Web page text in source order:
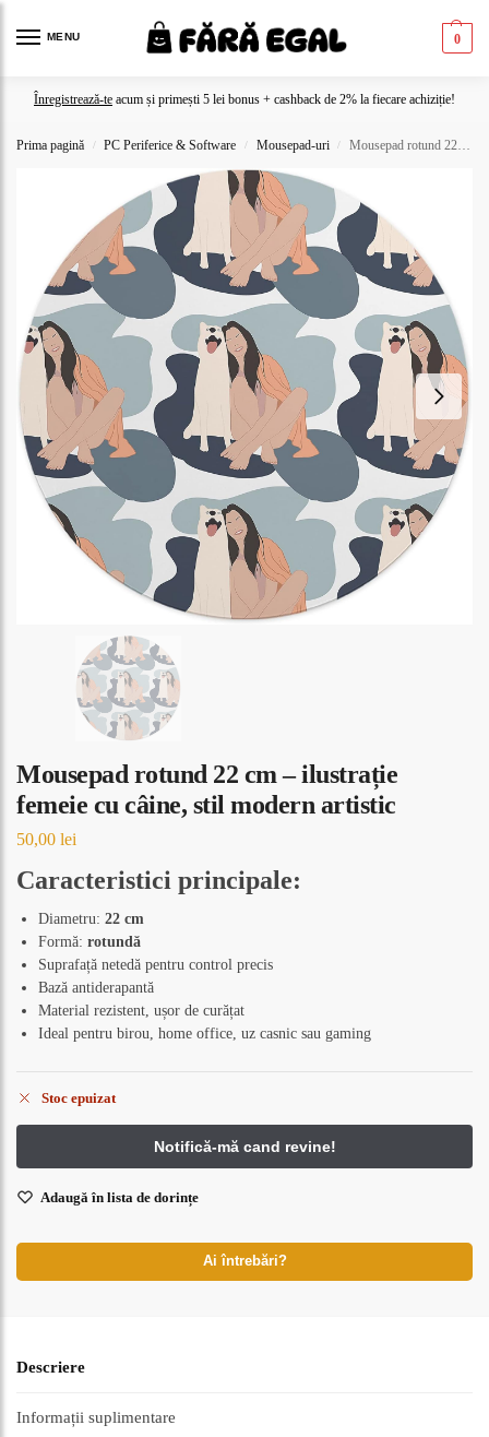
MENU 0
Înregistrează-te acum și primești 5 lei bonus + cashback de 2% la fiecare achiziție!
Prima pagină / PC Periferice & Software / Mousepad-uri / Mousepad rotund 22 cm – ilustrație femeie cu câine, stil modern artistic
Mousepad rotund 22 cm – ilustrație
femeie cu câine, stil modern artistic
50,00 lei
Caracteristici principale:
Diametru: 22 cm
Formă: rotundă
Suprafață netedă pentru control precis
Bază antiderapantă
Material rezistent, ușor de curățat
Ideal pentru birou, home office, uz casnic sau gaming
Stoc epuizat
Adaugă în lista de dorințe
Ai întrebări?
Descriere
Informații suplimentare